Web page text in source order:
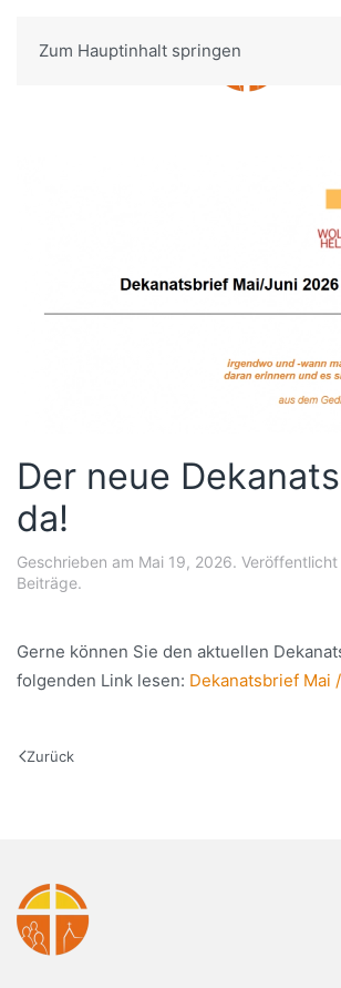
Zum Hauptinhalt springen
Der neue
da!
Geschrieben am Mai 19, 2026. Veröffentlicht
Beiträge.
Gerne können Sie den aktuellen
folgenden Link lesen: Dekanatsbrief Mai
Zurück